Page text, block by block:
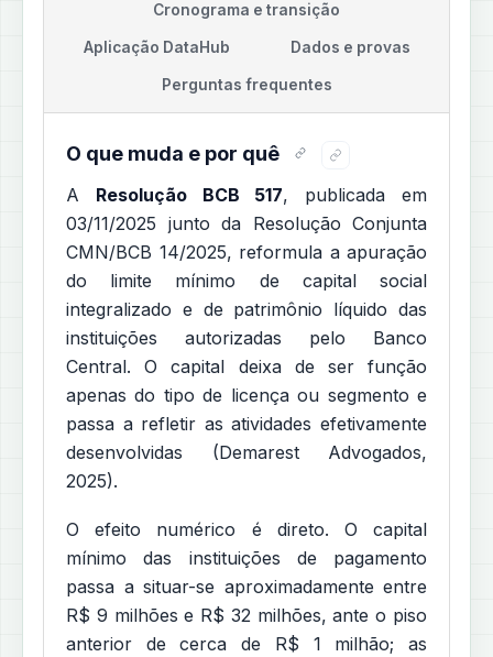
Cronograma e transição
Aplicação DataHub Dados e provas
Perguntas frequentes
O que muda e por quê
A Resolução BCB 517, publicada em
03/11/2025 junto da Resolução Conjunta
CMN/BCB 14/2025, reformula a apuração
do limite mínimo de capital social
integralizado e de patrimônio líquido das
instituições autorizadas pelo Banco
Central. O capital deixa de ser função
apenas do tipo de licença ou segmento e
passa a refletir as atividades efetivamente
desenvolvidas (Demarest Advogados,
2025).
O efeito numérico é direto. O capital
mínimo das instituições de pagamento
passa a situar-se aproximadamente entre
R$ 9 milhões e R$ 32 milhões, ante o piso
anterior de cerca de R$ 1 milhão; as